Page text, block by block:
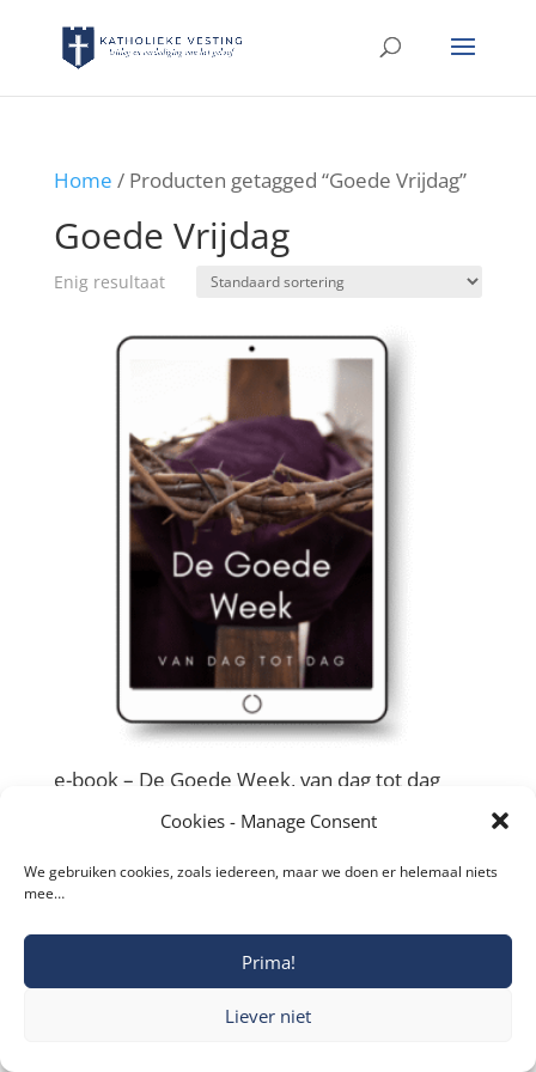
Cookies - Manage Consent
We gebruiken cookies, zoals iedereen, maar we doen er helemaal niets
mee…
Prima!
Liever niet
Home / Producten getagged “Goede Vrijdag”
Goede Vrijdag
Enig resultaat
e-book – De Goede Week, van dag tot dag
Copyright © 2019-2026 Katholieke Vesting I
Privacyverklaring